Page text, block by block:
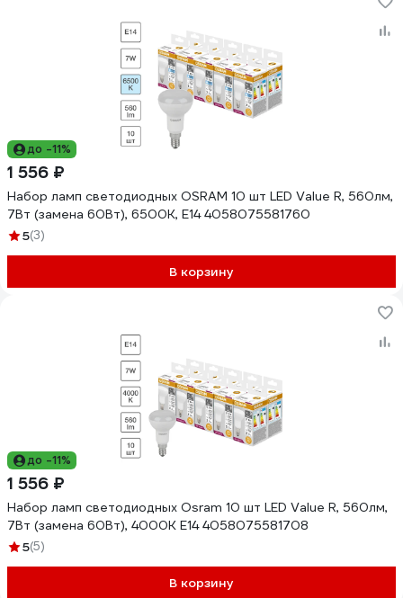
до -11%
1 556 ₽
Набор ламп светодиодных OSRAM 10 шт LED Value R, 560лм,
7Вт (замена 60Вт), 6500К, Е14 4058075581760
5(3)
В корзину
до -11%
1 556 ₽
Набор ламп светодиодных Osram 10 шт LED Value R, 560лм,
7Вт (замена 60Вт), 4000К E14 4058075581708
5(5)
В корзину